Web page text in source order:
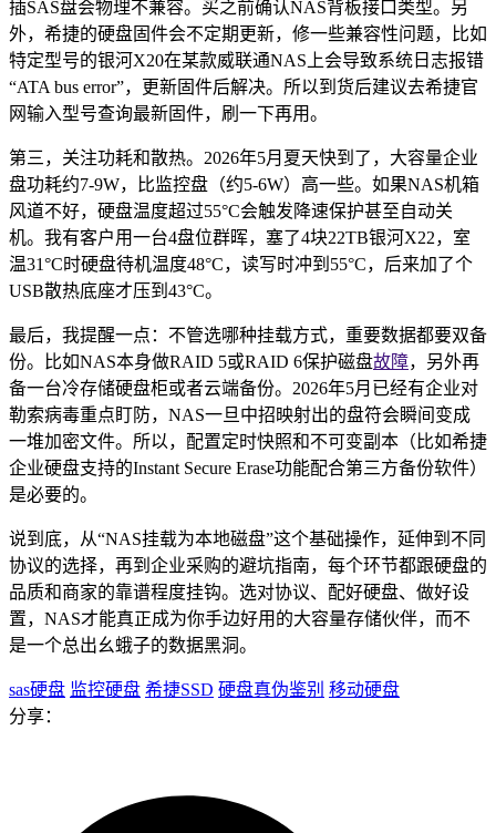
插SAS盘会物理不兼容。买之前确认NAS背板接口类型。另
外，希捷的硬盘固件会不定期更新，修一些兼容性问题，比如
特定型号的银河X20在某款威联通NAS上会导致系统日志报错
“ATA bus error”，更新固件后解决。所以到货后建议去希捷官
网输入型号查询最新固件，刷一下再用。
第三，关注功耗和散热。2026年5月夏天快到了，大容量企业
盘功耗约7-9W，比监控盘（约5-6W）高一些。如果NAS机箱
风道不好，硬盘温度超过55°C会触发降速保护甚至自动关
机。我有客户用一台4盘位群晖，塞了4块22TB银河X22，室
温31°C时硬盘待机温度48°C，读写时冲到55°C，后来加了个
USB散热底座才压到43°C。
最后，我提醒一点：不管选哪种挂载方式，重要数据都要双备
份。比如NAS本身做RAID 5或RAID 6保护磁盘故障，另外再
备一台冷存储硬盘柜或者云端备份。2026年5月已经有企业对
勒索病毒重点盯防，NAS一旦中招映射出的盘符会瞬间变成
一堆加密文件。所以，配置定时快照和不可变副本（比如希捷
企业硬盘支持的Instant Secure Erase功能配合第三方备份软件）
是必要的。
说到底，从“NAS挂载为本地磁盘”这个基础操作，延伸到不同
协议的选择，再到企业采购的避坑指南，每个环节都跟硬盘的
品质和商家的靠谱程度挂钩。选对协议、配好硬盘、做好设
置，NAS才能真正成为你手边好用的大容量存储伙伴，而不
是一个总出幺蛾子的数据黑洞。
sas硬盘 监控硬盘 希捷SSD 硬盘真伪鉴别 移动硬盘
分享：